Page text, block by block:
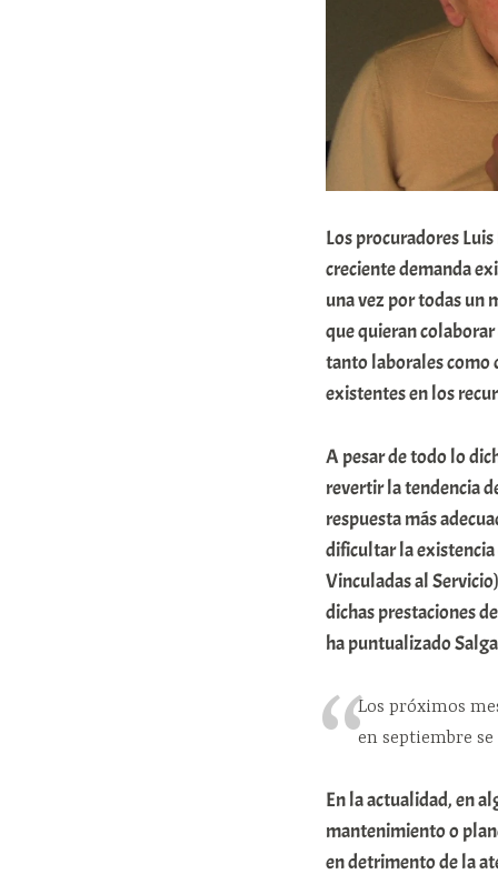
Los procuradores
creciente demanda
una vez por todas un
que quieran
tanto laborales como
existentes en los
A pesar de todo lo
revertir la tendencia
respuesta más
dificultar la existencia
Vinculadas al
dichas prestaciones
ha puntualizado
Los próximos
en septiembre
En la actualidad, en
mantenimiento o
en detrimento de la